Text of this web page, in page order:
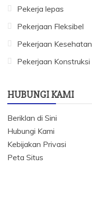
Pekerja lepas
Pekerjaan Fleksibel
Pekerjaan Kesehatan
Pekerjaan Konstruksi
HUBUNGI KAMI
Beriklan di Sini
Hubungi Kami
Kebijakan Privasi
Peta Situs